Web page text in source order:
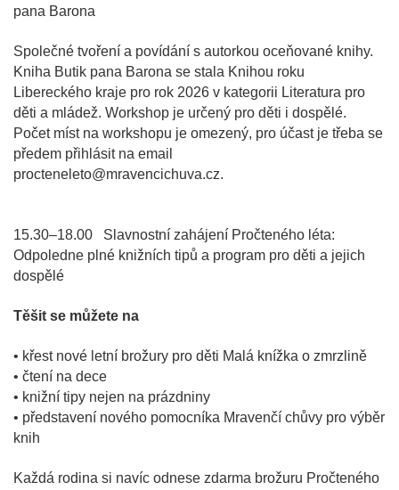
pana Barona
Společné tvoření a povídání s autorkou oceňované knihy.
Kniha Butik pana Barona se stala Knihou roku
Libereckého kraje pro rok 2026 v kategorii Literatura pro
děti a mládež. Workshop je určený pro děti i dospělé.
Počet míst na workshopu je omezený, pro účast je třeba se
předem přihlásit na email
procteneleto@mravencichuva.cz.
15.30–18.00 Slavnostní zahájení Pročteného léta:
Odpoledne plné knižních tipů a program pro děti a jejich
dospělé
Těšit se můžete na
• křest nové letní brožury pro děti Malá knížka o zmrzlině
• čtení na dece
• knižní tipy nejen na prázdniny
• představení nového pomocníka Mravenčí chůvy pro výběr
knih
Každá rodina si navíc odnese zdarma brožuru Pročteného